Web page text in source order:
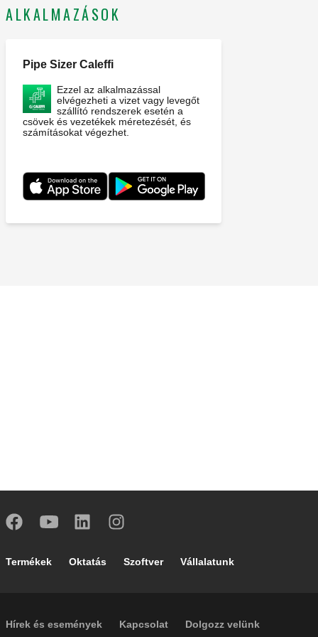
ALKALMAZÁSOK
Pipe Sizer Caleffi
Ezzel az alkalmazással
elvégezheti a vizet vagy levegőt
szállító rendszerek esetén a
csövek és vezetékek méretezését, és
számításokat végezhet.
Footer main navigation
Termékek Oktatás Szoftver Vállalatunk
Footer secondary navigation
Hírek és események Kapcsolat Dolgozz velünk